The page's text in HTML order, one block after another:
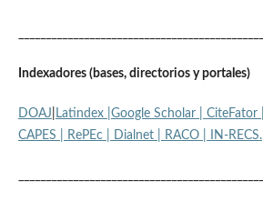
Indexadores (bases, directorios y portales)
DOAJ Latindex|Google Scholar| CiteFator|
CAPES
RePEc Dialnet| RACO| IN-RECS.